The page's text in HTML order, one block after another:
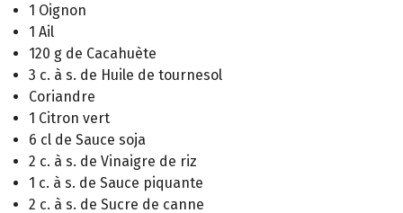
1 Oignon
1 Ail
120 g de Cacahuète
3 c. à s. de Huile de tournesol
Coriandre
1 Citron vert
6 cl de Sauce soja
2 c. à s. de Vinaigre de riz
1 c. à s. de Sauce piquante
2 c. à s. de Sucre de canne